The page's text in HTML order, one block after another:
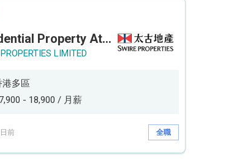
Residential Property Attendant 住宅物業管理員
LIMITED
港多區
- 18,900 / 月薪
前 全職